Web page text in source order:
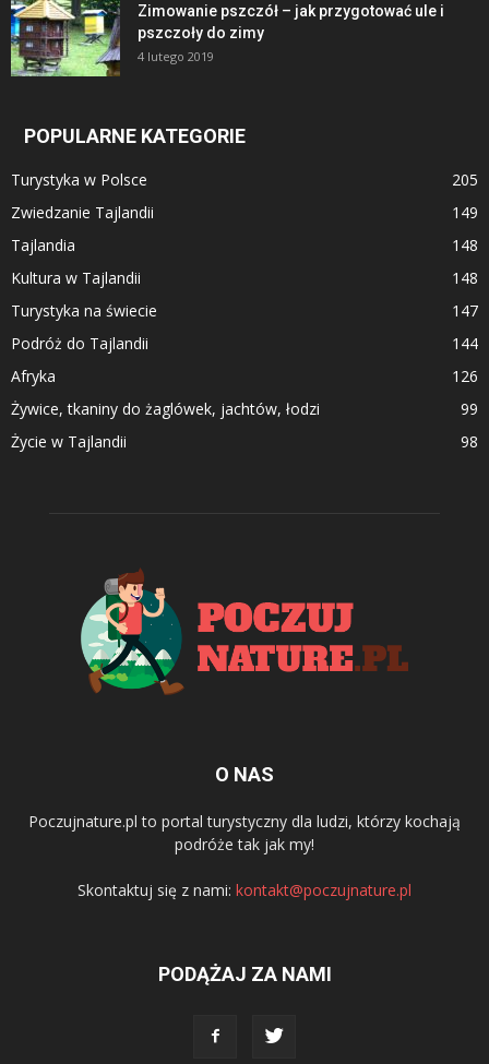
Zimowanie pszczół – jak przygotować ule i
pszczoły do zimy
4 lutego 2019
POPULARNE KATEGORIE
Turystyka w Polsce
205
Zwiedzanie Tajlandii
149
Tajlandia
148
Kultura w Tajlandii
148
Turystyka na świecie
147
Podróż do Tajlandii
144
Afryka
126
Żywice, tkaniny do żaglówek, jachtów, łodzi
99
Życie w Tajlandii
98
O NAS
Poczujnature.pl to portal turystyczny dla ludzi, którzy kochają
podróże tak jak my!
Skontaktuj się z nami: kontakt@poczujnature.pl
PODĄŻAJ ZA NAMI